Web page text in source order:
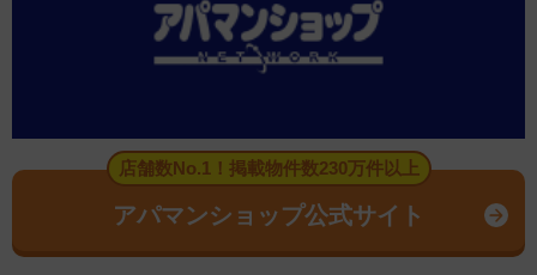
店舗数No.1！掲載物件数230万件以上
アパマンショップ公式サイト